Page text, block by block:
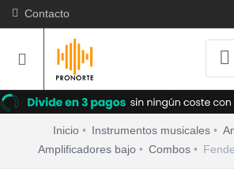
Contacto
Inicio Instrumentos musicales
Amplificadores bajo
Combos